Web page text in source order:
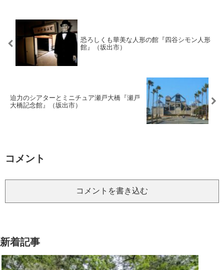
恐ろしくも華美な人形の館『四谷シモン人形
館』（坂出市）
迫力のシアターとミニチュア瀬戸大橋『瀬戸
大橋記念館』（坂出市）
コメント
コメントを書き込む
新着記事